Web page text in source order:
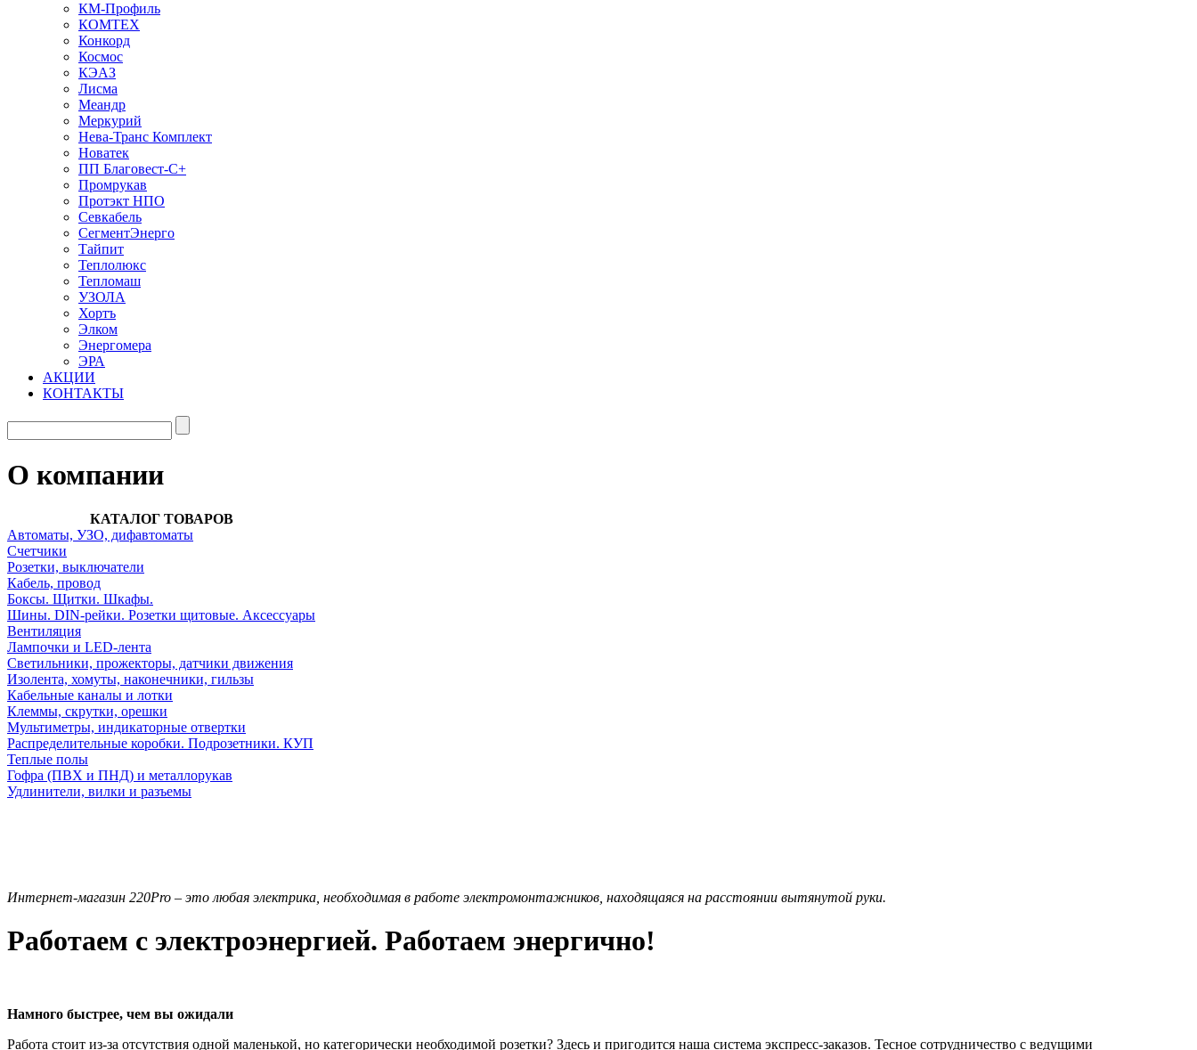
КМ-Профиль
КОМТЕХ
Конкорд
Космос
КЭАЗ
Лисма
Меандр
Меркурий
Нева-Транс Комплект
Новатек
ПП Благовест-С+
Промрукав
Протэкт НПО
Севкабель
СегментЭнерго
Тайпит
Теплолюкс
Тепломаш
УЗОЛА
Хортъ
Элком
Энергомера
ЭРА
АКЦИИ
КОНТАКТЫ
О компании
КАТАЛОГ ТОВАРОВ
Автоматы, УЗО, дифавтоматы
Счетчики
Розетки, выключатели
Кабель, провод
Боксы. Щитки. Шкафы.
Шины. DIN-рейки. Розетки щитовые. Аксессуары
Вентиляция
Лампочки и LED-лента
Светильники, прожекторы, датчики движения
Изолента, хомуты, наконечники, гильзы
Кабельные каналы и лотки
Клеммы, скрутки, орешки
Мультиметры, индикаторные отвертки
Распределительные коробки. Подрозетники. КУП
Теплые полы
Гофра (ПВХ и ПНД) и металлорукав
Удлинители, вилки и разъемы
Интернет-магазин 220Pro – это любая электрика, необходимая в работе электромонтажников, находящаяся на расстоянии вытянутой руки.
Работаем с электроэнергией. Работаем энергично!
Намного быстрее, чем вы ожидали
Работа стоит из-за отсутствия одной маленькой, но категорически необходимой розетки? Здесь и пригодится наша система экспресс-заказов. Тесное сотрудничество с ведущими